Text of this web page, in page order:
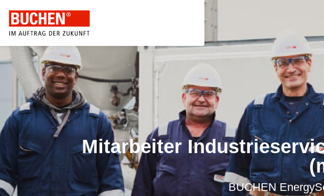
Mitarbeiter
BUCHEN